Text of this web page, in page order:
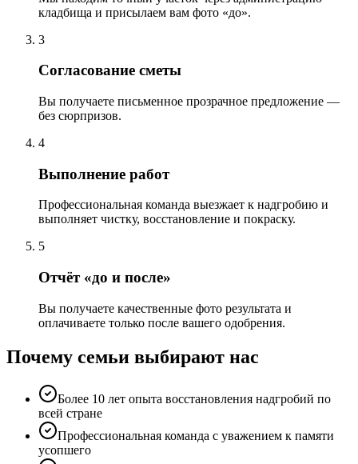
кладбища и присылаем вам фото «до».
3
Согласование сметы
Вы получаете письменное прозрачное предложение —
без сюрпризов.
4
Выполнение работ
Профессиональная команда выезжает к надгробию и
выполняет чистку, восстановление и покраску.
5
Отчёт «до и после»
Вы получаете качественные фото результата и
оплачиваете только после вашего одобрения.
Почему семьи выбирают нас
Более 10 лет опыта восстановления надгробий по
всей стране
Профессиональная команда с уважением к памяти
усопшего